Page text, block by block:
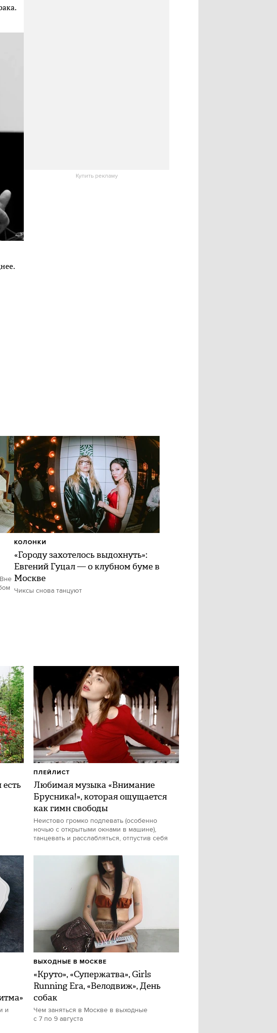
Купить рекламу
«Городу захотелось выдохнуть»:
Евгений Гуцал — о клубном буме в
Москве
Чиксы снова танцуют
КОЛОНКИ
Любимая музыка «Внимание
Брусника!», которая ощущается
как гимн свободы
Неистово громко подпевать (особенно
ночью с открытыми окнами в машине),
танцевать и расслабляться, отпустив себя
ПЛЕЙЛИСТ
и
«Круто», «Супержатва», Girls
Running Era, «Велодвиж», День
собак
Чем заняться в Москве в выходные
с 7 по 9 августа
ВЫХОДНЫЕ В МОСКВЕ